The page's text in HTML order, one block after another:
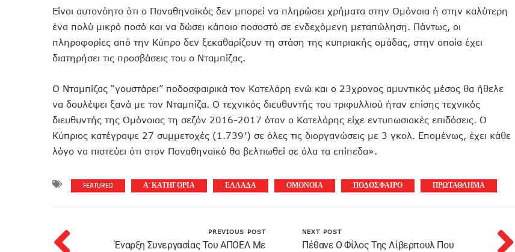
Είναι αυτονόητο ότι ο Παναθηναϊκός δεν μπορεί να πληρώσει χρήματα στην Ομόνοια ή στην καλύτερη
ένα πολύ μικρό ποσό και να δώσει κάποιο ποσοστό σε ενδεχόμενη μεταπώληση. Πάντως, οι
πληροφορίες από την Κύπρο δεν ξεκαθαρίζουν τη στάση της κυπριακής ομάδας, στην οποία έχει
διατηρήσει τις προσβάσεις του ο Νταμπίζας.
Ο Νταμπίζας “γουστάρει” ποδοσφαιρικά τον Κατελάρη ενώ και ο 23χρονος αμυντικός μέσος θα ήθελε
να δουλέψει ξανά με τον Νταμπίζα. Ο τεχνικός διευθυντής του τριφυλλιού ήταν επίσης τεχνικός
διευθυντής της Ομόνοιας τη σεζόν 2016-2017 όταν ο Κατελάρης είχε εντυπωσιακές επιδόσεις. Ο
Κύπριος κατέγραψε 27 συμμετοχές (1.739′) σε όλες τις διοργανώσεις με 3 γκολ. Επομένως, έχει κάθε
λόγο να πιστεύει ότι στον Παναθηναϊκό θα βελτιωθεί σε όλα τα επίπεδα».
FEATURED Α' ΚΑΤΗΓΟΡΙΑ ΕΛΛΑΔΑ ΟΜΟΝΟΙΑ ΠΟΔΟΣΦΑΙΡΟ ΠΡΩΤΑΘΛΗΜΑ
PREVIOUS POST
Έναρξη Συνεργασίας Του ΑΠΟΕΛ Με
NEXT POST
Πέθανε Ο Φίλος Της Λίβερπουλ Που